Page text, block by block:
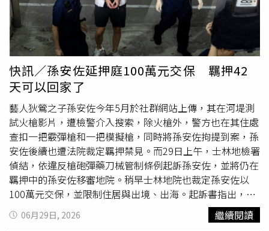
用身上的布料協助滅火。至於被控涉嫌
恐嚇公眾罪部分，孫
安佐同樣否認犯罪，並表示影片中已加註「安全第一，請勿
模仿」等警語，認為並無恐嚇或危害公眾的意圖。檢察官則
指出，孫安佐僅承認持有模擬槍罪嫌，而對持有具殺傷力槍
枝等重罪均不認罪。檢方認為，持有具殺傷力槍枝最輕本刑
為3年以上，且有反覆實施槍砲犯罪之虞，因此建請法院持
續羈押。此外，檢方指控孫安佐持有霰彈槍、空氣槍及模擬
槍各1把，其中孫安佐僅承認持有模擬槍。他對空氣槍鑑定
結果提出質疑，請求重新送驗，並主張霰彈槍因缺少槍機，
無法正常擊發，因此對相關指控提出爭執。法院審酌後，最
終裁定孫安佐以100萬元交保，限制住居於北投戶籍地，同
時限制出境、出海。稍早已到法院等候的孫鵬，也隨即辦理
交保程序，將兒子接回。
快訊／孫安佐延押庭100萬元交保 羈押42
天可以回家了
藝人狄鶯之子孫安佐今年5月於社群網站上傳，其在河堤測
試火槍影片，遭檢警介入搜索，除火槍外，警方也在其住處
查扣一把霰彈槍和一把模擬槍，同時將孫安佐拘提到案，孫
安佐後續也遭法院裁定羈押禁見。而29日上午，士林地檢署
偵結，依違反槍砲彈藥刀械管制條例起訴孫安佐，並將仍在
羈押中的孫安佐移審地院。稍早士林地院也裁定孫安佐以
100萬元交保，並限制住居與出境、出海。起訴書指出，孫
安佐在2018年至2019年間，以1萬至2萬元價格，向網友購
買非制式霰彈槍一支、具殺傷力之制式空氣槍1支、公告查
06月29日, 2026 繼續閱讀